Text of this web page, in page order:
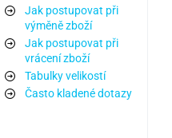
Jak postupovat při
výměně zboží
Jak postupovat při
vrácení zboží
Tabulky velikostí
Často kladené dotazy